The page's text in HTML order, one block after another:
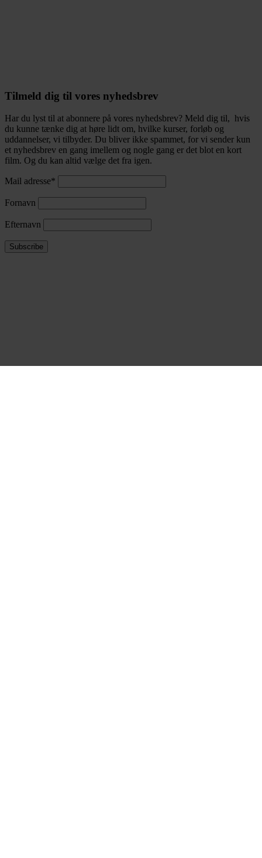
Tilmeld dig til vores nyhedsbrev
Har du lyst til at abonnere på vores nyhedsbrev? Meld dig til, hvis
du kunne tænke dig at høre lidt om, hvilke kurser, forløb og
uddannelser, vi tilbyder. Du bliver ikke spammet, for vi sender kun
et nyhedsbrev en gang imellem og nogle gang er det blot en kort
film. Og du kan altid vælge det fra igen.
Mail adresse*
Fornavn
Efternavn